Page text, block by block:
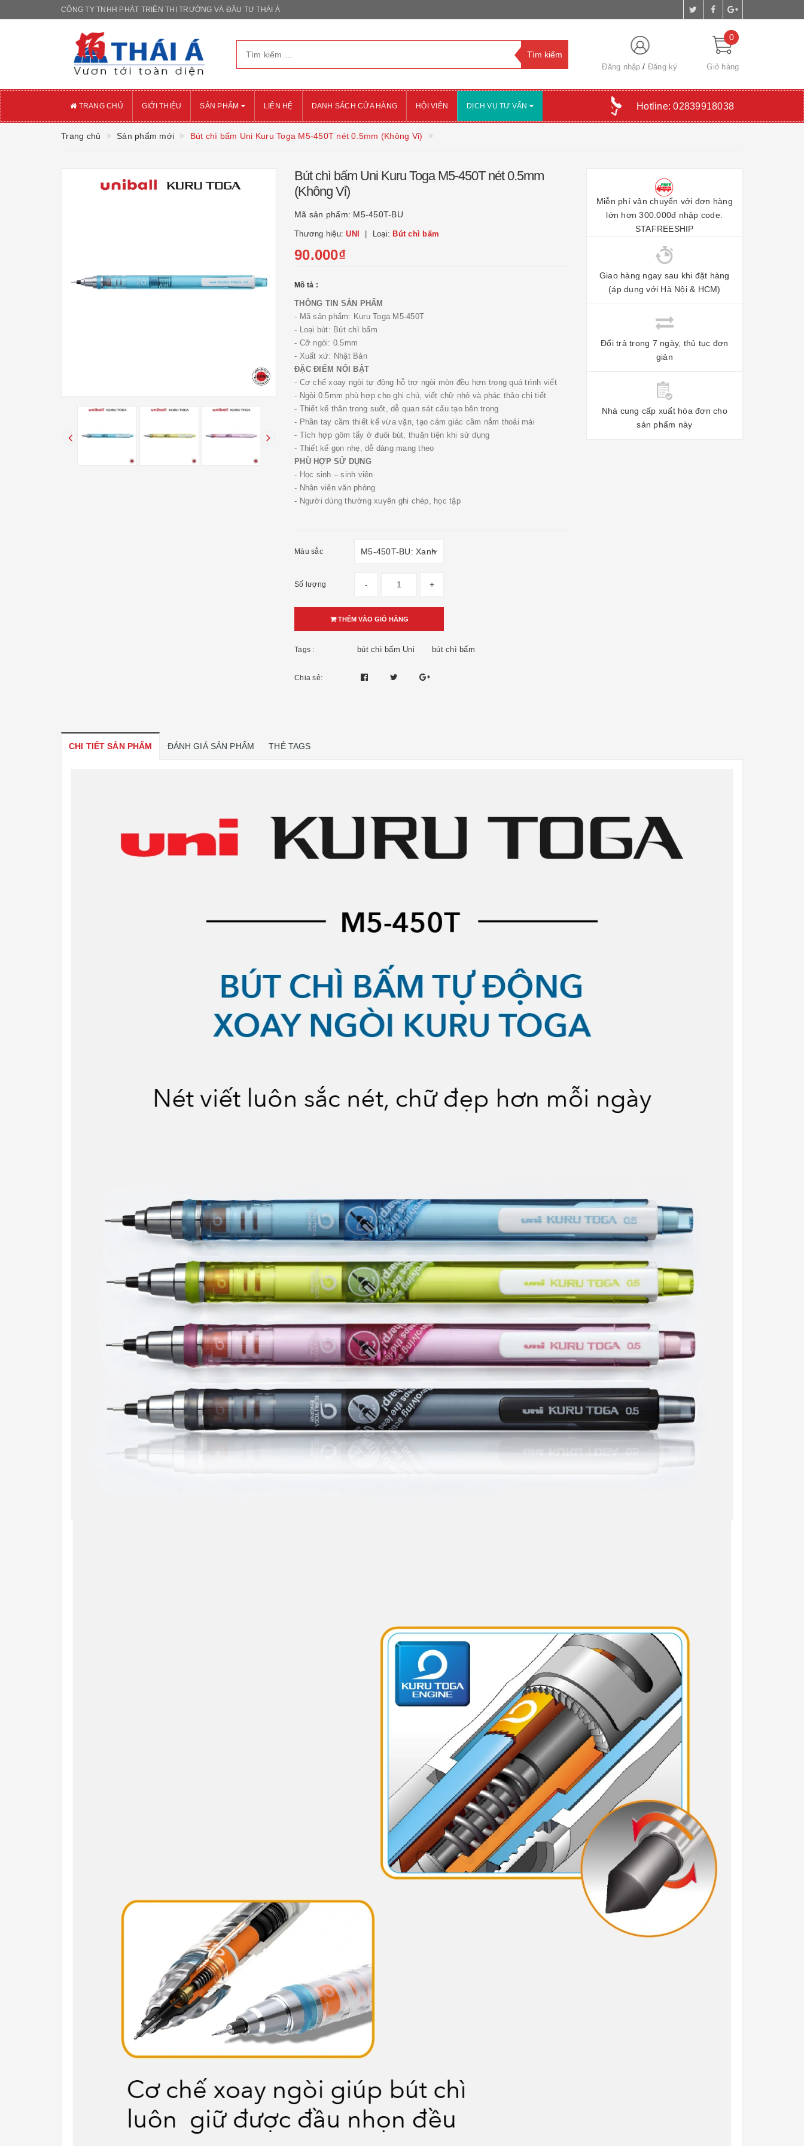
CÔNG TY TNHH PHÁT TRIỂN THỊ TRƯỜNG VÀ ĐẦU TƯ THÁI Á
Đăng nhập Đăng ký
0
Giỏ hàng
TRANG CHỦ GIỚI THIỆU SẢN PHẨM LIÊN HỆ DANH SÁCH CỬA HÀNG HỘI VIÊN DỊCH VỤ TƯ VẤN Hotline:02839918038
Trang chủ Sản phẩm mới Bút chì bấm Uni Kuru Toga M5-450T nét 0.5mm (Không Vỉ)
Bút chì bấm Uni Kuru Toga M5-450T nét 0.5mm
(Không Vỉ)
Mã sản phẩm: M5-450T-BU
Thương hiệu:UNI Loại: Bút chì bấm
90.000₫
Mô tả :
THÔNG TIN SẢN PHẨM
- Mã sản phẩm: Kuru Toga M5-450T
- Loại bút: Bút chì bấm
- Cỡ ngòi: 0.5mm
- Xuất xứ: Nhật Bản
ĐẶC ĐIỂM NỔI BẬT
- Cơ chế xoay ngòi tự động hỗ trợ ngòi mòn đều hơn trong quá trình viết
- Ngòi 0.5mm phù hợp cho ghi chú, viết chữ nhỏ và phác thảo chi tiết
- Thiết kế thân trong suốt, dễ quan sát cấu tạo bên trong
- Phần tay cầm thiết kế vừa vặn, tạo cảm giác cầm nắm thoải mái
- Tích hợp gôm tẩy ở đuôi bút, thuận tiện khi sử dụng
- Thiết kế gọn nhẹ, dễ dàng mang theo
PHÙ HỢP SỬ DỤNG
- Học sinh – sinh viên
- Nhân viên văn phòng
- Người dùng thường xuyên ghi chép, học tập
Màu sắc
Số lượng - +
THÊM VÀO GIỎ HÀNG
Tags : bút chì bấm Uni bút chì bấm
Chia sẻ:
Miễn phí vận chuyển với đơn hàng
lớn hơn 300.000đ nhập code:
STAFREESHIP
Giao hàng ngay sau khi đặt hàng
(áp dụng với Hà Nội & HCM)
Đổi trả trong 7 ngày, thủ tục đơn
giản
Nhà cung cấp xuất hóa đơn cho
sản phẩm này
CHI TIẾT SẢN PHẨM ĐÁNH GIÁ SẢN PHẨM THẺ TAGS